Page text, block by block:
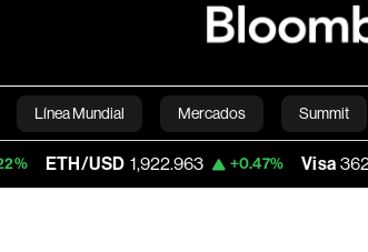
Línea Mundial Mercados Summit
Bloomberg Green Economía
ETH/USD 1,922.963 +0.47% Visa 362.50